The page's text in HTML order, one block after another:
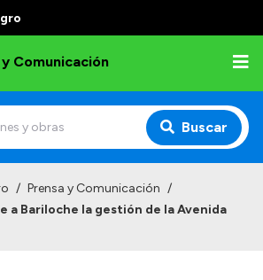
Comunicación
Buscar
/ Prensa y Comunicación /
a Bariloche la gestión de la Avenida